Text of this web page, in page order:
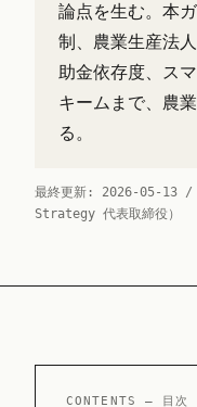
論点を生む。本
制、農業生産法
助金依存度、ス
キームまで、農
る。
最終更新: 2026-05-13 /
Strategy 代表取締役）
CONTENTS — 目次